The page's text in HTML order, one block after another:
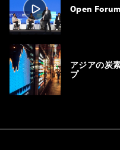
Open
アジアの炭
プ